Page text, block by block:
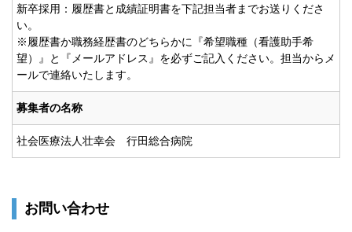
新卒採用：履歴書と成績証明書を下記担当者までお送りくださ
い。
※履歴書か職務経歴書のどちらかに『希望職種（看護助手希
望）』と『メールアドレス』を必ずご記入ください。担当からメ
ールで連絡いたします。
募集者の名称
社会医療法人壮幸会 行田総合病院
お問い合わせ